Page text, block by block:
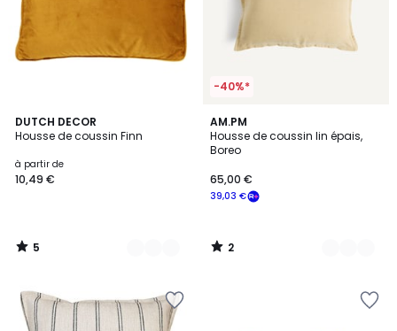
DUTCH DECOR
Housse de coussin Finn
à partir de
10,49 €
5
/
17
Couleurs
5
/
-40%*
AM.PM
Housse de coussin lin épais,
Boreo
39,03 €
65,00 €
2
/
5
7
Couleurs
2
/